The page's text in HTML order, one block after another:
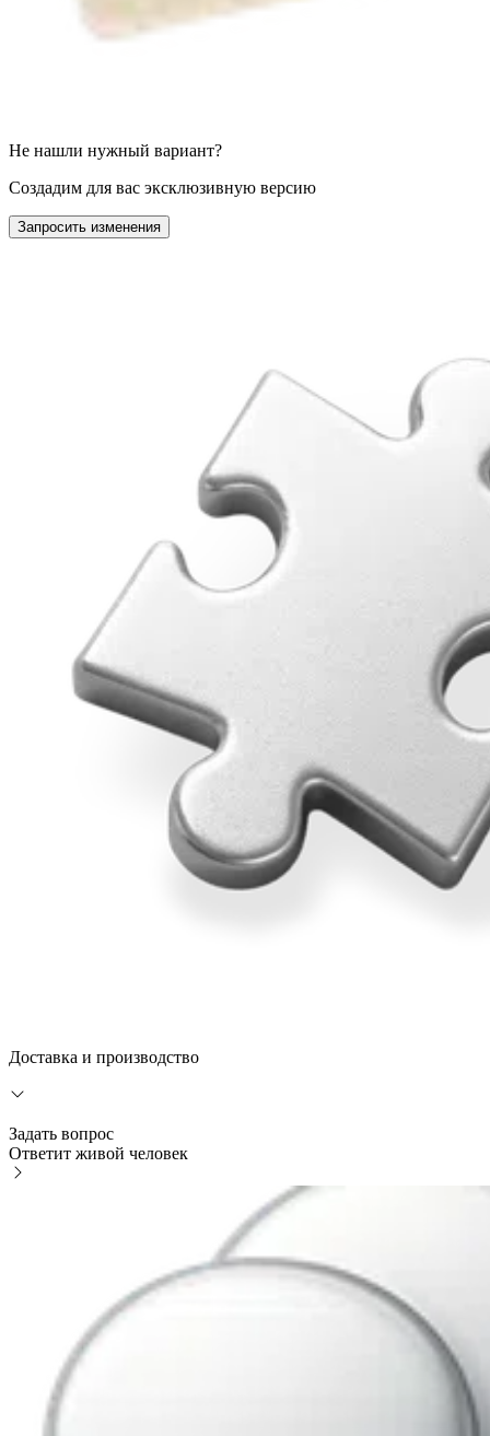
Не нашли нужный вариант?
Создадим для вас эксклюзивную версию
Запросить изменения
Доставка и производство
Задать вопрос
Ответит живой человек